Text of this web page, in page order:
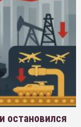
остановился